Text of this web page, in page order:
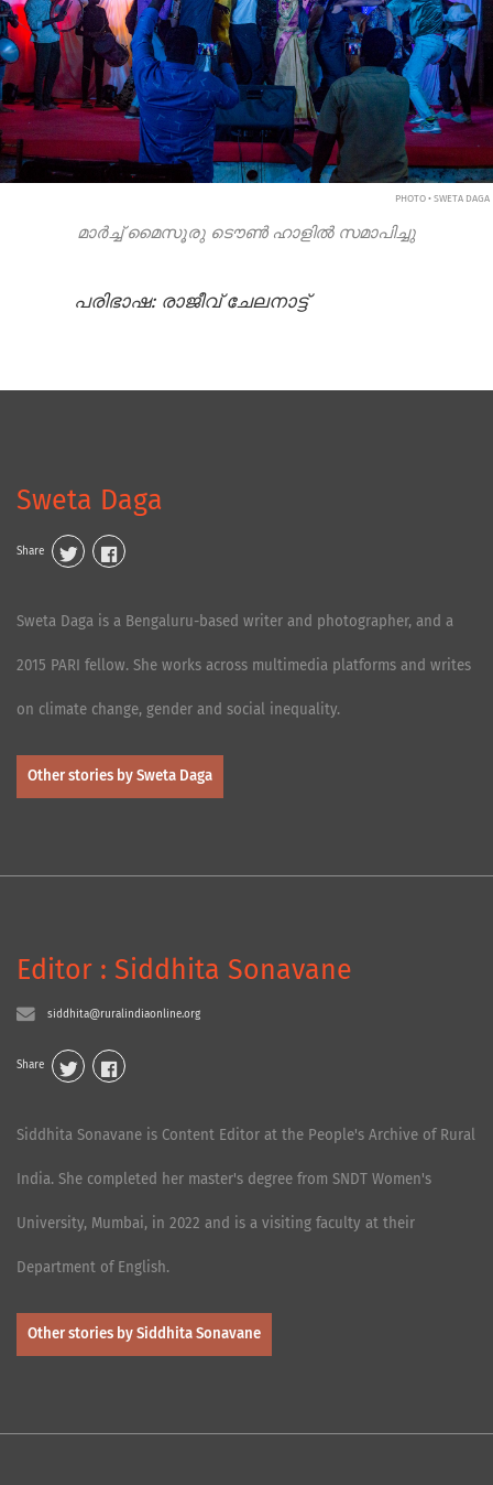
PHOTO • SWETA DAGA
മാർച്ച് മൈസൂരു ടൌൺ ഹാളിൽ സമാപിച്ചു
പരിഭാഷ: രാജീവ് ചേലനാട്ട്
Sweta Daga
Share
Sweta Daga is a Bengaluru-based writer and photographer, and a
2015 PARI fellow. She works across multimedia platforms and writes
on climate change, gender and social inequality.
Other stories by Sweta Daga
Editor : Siddhita Sonavane
siddhita@ruralindiaonline.org
Share
Siddhita Sonavane is Content Editor at the People's Archive of Rural
India. She completed her master's degree from SNDT Women's
University, Mumbai, in 2022 and is a visiting faculty at their
Department of English.
Other stories by Siddhita Sonavane